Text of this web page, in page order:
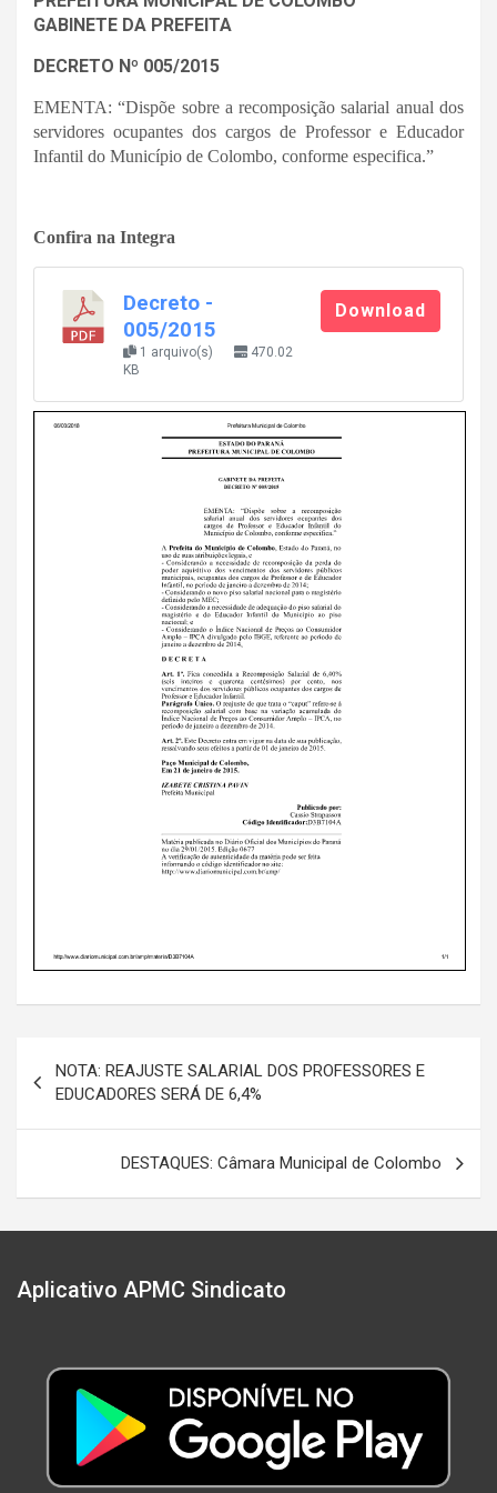
GABINETE DA PREFEITA
DECRETO Nº 005/2015
EMENTA: “Dispõe sobre a recomposição salarial anual dos
servidores ocupantes dos cargos de Professor e Educador
Infantil do Município de Colombo, conforme especifica.”
Confira na Integra
Decreto -
005/2015
1 arquivo(s)
470.02
KB
Download
de
Post
NOTA: REAJUSTE SALARIAL DOS PROFESSORES E
EDUCADORES SERÁ DE 6,4%
DESTAQUES: Câmara Municipal de Colombo
Aplicativo APMC Sindicato